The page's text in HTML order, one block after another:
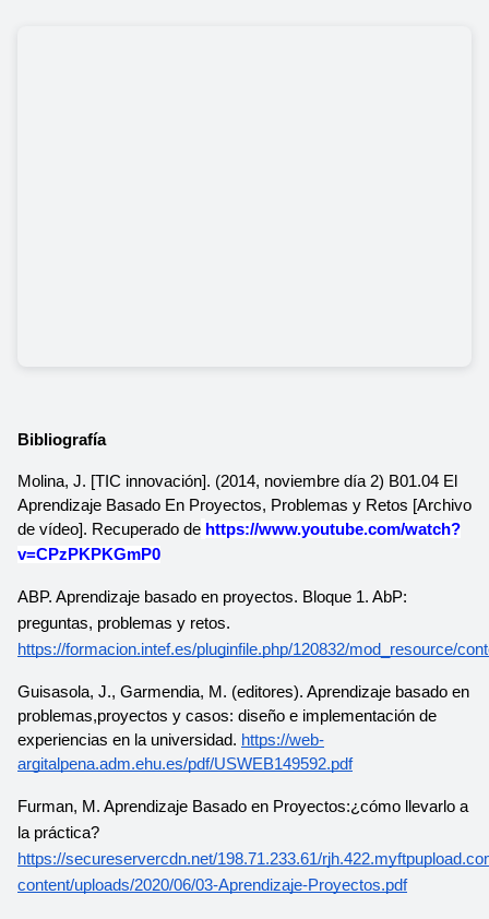
Bibliografía
Molina, J. [TIC innovación]. (2014, noviembre día 2) B01.04 El
Aprendizaje Basado En Proyectos, Problemas y Retos [Archivo
de vídeo]. Recuperado de https://www.youtube.com/watch?
v=CPzPKPKGmP0
ABP. Aprendizaje basado en proyectos. Bloque 1. AbP:
https://formacion.intef.es/pluginfile.php/120832/mod_resource/
Guisasola, J., Garmendia, M. (editores). Aprendizaje basado en
problemas,proyectos y casos: diseño e implementación de
experiencias en la universidad. https://web-
argitalpena.adm.ehu.es/pdf/USWEB149592.pdf
Furman, M. Aprendizaje Basado en Proyectos:¿cómo llevarlo a
https://secureservercdn.net/198.71.233.61/
content/uploads/2020/06/03-Aprendizaje-Proyectos.pdf